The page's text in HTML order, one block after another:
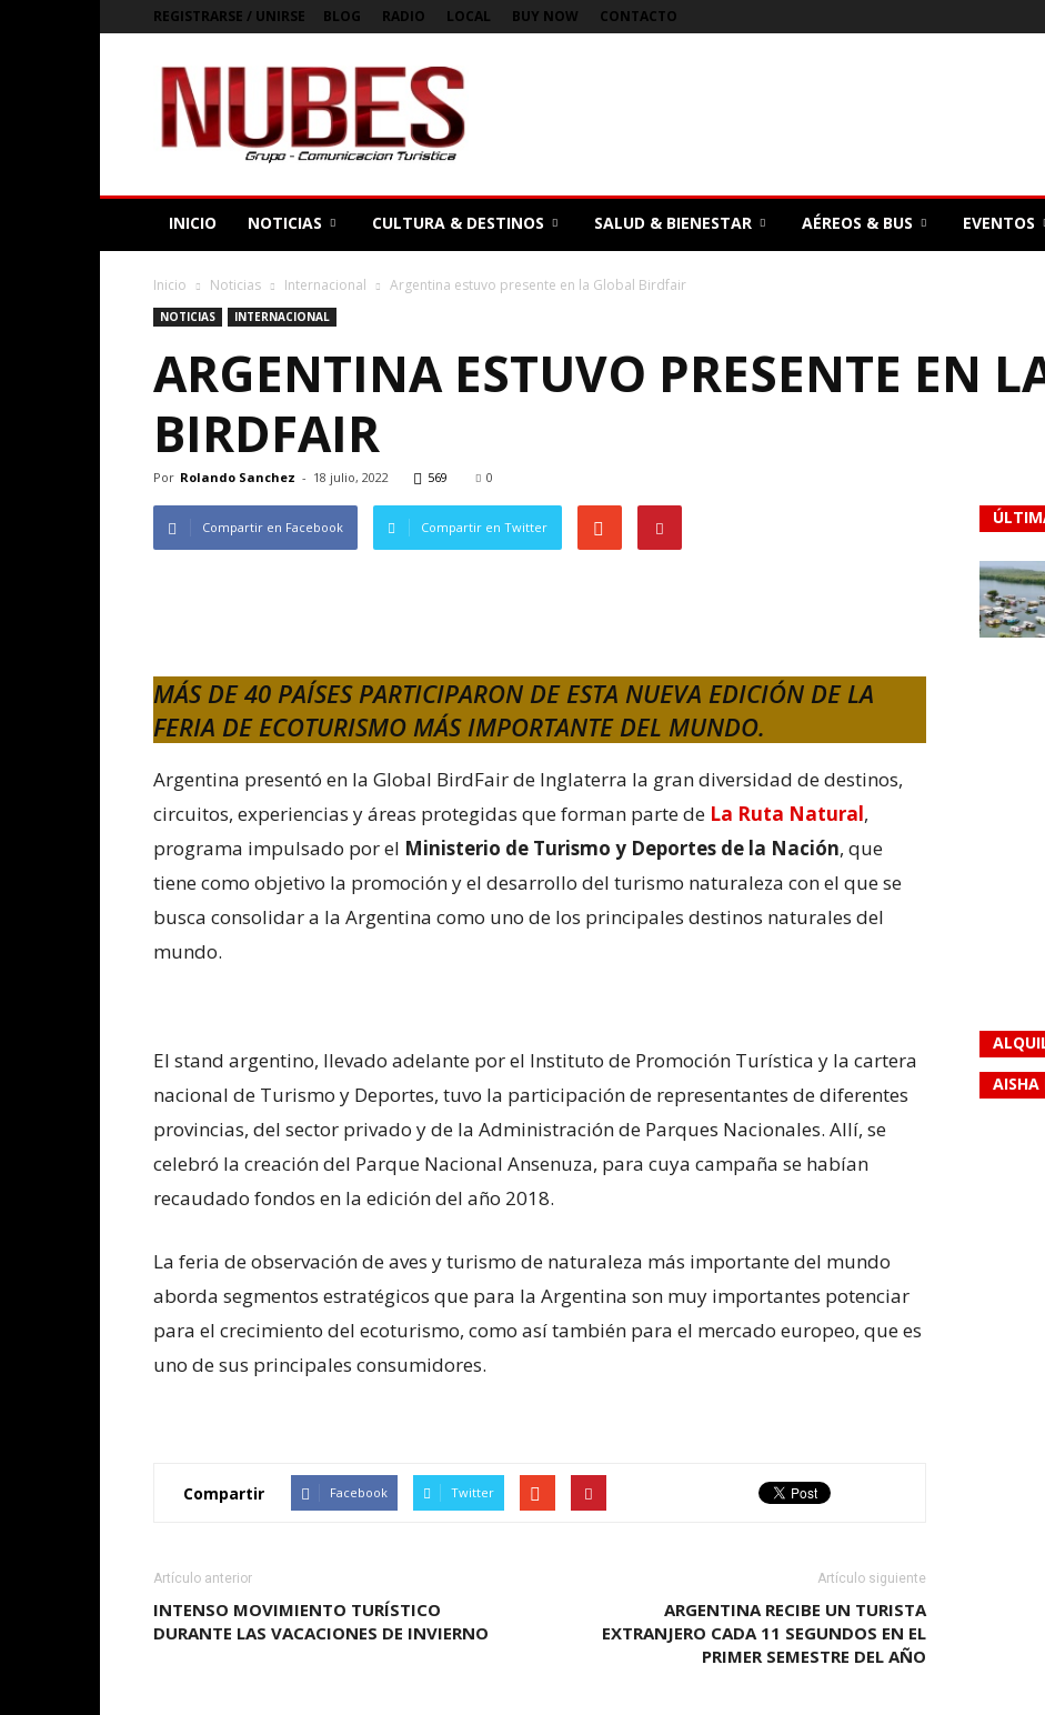
REGISTRARSE / UNIRSE BLOG RADIO LOCAL BUY NOW CONTACTO
Bienvenidos
Nubes
Magazine
de
Argentina
INICIO NOTICIAS CULTURA & DESTINOS SALUD & BIENESTAR AÉREOS & BUS EVENTOS
Inicio Noticias Internacional Argentina estuvo presente en la Global Birdfair
NOTICIAS INTERNACIONAL
ARGENTINA ESTUVO PRESENTE EN
BIRDFAIR
Por Rolando Sanchez - 18 julio, 2022 569 0
Compartir en Facebook Compartir en Twitter
MÁS DE 40 PAÍSES PARTICIPARON DE ESTA NUEVA EDICIÓN DE LA
FERIA DE ECOTURISMO MÁS IMPORTANTE DEL MUNDO.
Argentina presentó en la Global BirdFair de Inglaterra la gran diversidad de destinos,
circuitos, experiencias y áreas protegidas que forman parte de La Ruta Natural,
programa impulsado por el Ministerio de Turismo y Deportes de la Nación, que
tiene como objetivo la promoción y el desarrollo del turismo naturaleza con el que se
busca consolidar a la Argentina como uno de los principales destinos naturales del
mundo.
El stand argentino, llevado adelante por el Instituto de Promoción Turística y la cartera
nacional de Turismo y Deportes, tuvo la participación de representantes de diferentes
provincias, del sector privado y de la Administración de Parques Nacionales. Allí, se
celebró la creación del Parque Nacional Ansenuza, para cuya campaña se habían
recaudado fondos en la edición del año 2018.
La feria de observación de aves y turismo de naturaleza más importante del mundo
aborda segmentos estratégicos que para la Argentina son muy importantes potenciar
para el crecimiento del ecoturismo, como así también para el mercado europeo, que es
uno de sus principales consumidores.
Compartir Facebook Twitter
Artículo anterior
INTENSO MOVIMIENTO TURÍSTICO
DURANTE LAS VACACIONES DE INVIERNO
Artículo siguiente
ARGENTINA RECIBE UN TURISTA
EXTRANJERO CADA 11 SEGUNDOS EN EL
PRIMER SEMESTRE DEL AÑO
AISHA